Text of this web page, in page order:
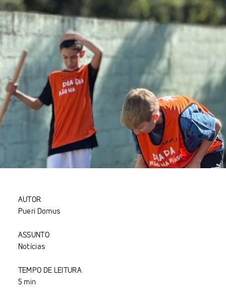
AUTOR
Pueri Domus
ASSUNTO
Notícias
TEMPO DE LEITURA
5 min